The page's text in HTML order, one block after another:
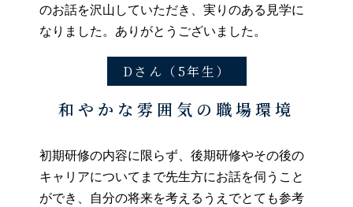
のお話を沢山していただき、実りのある見学に
なりました。ありがとうございました。
Dさん（5年生）
和やかな雰囲気の職場環境
初期研修の内容に限らず、後期研修やその後の
キャリアについてまで先生方にお話を伺うこと
ができ、自分の将来を考えるうえでとても参考